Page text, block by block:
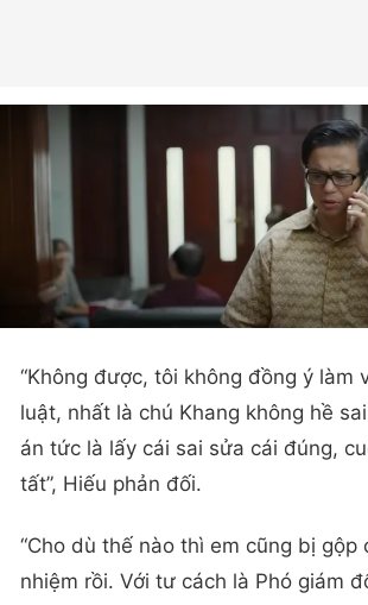
“Không được, tôi không đồng ý làm
luật, nhất là chú Khang không hề
án tức là lấy cái sai sửa cái đúng,
tất”, Hiếu phản đối.
“Cho dù thế nào thì em cũng bị gộp
nhiệm rồi. Với tư cách là Phó giám